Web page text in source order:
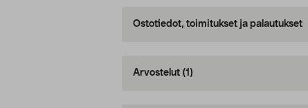
Ostotiedot, toimitukset ja palautukset
Arvostelut (1)